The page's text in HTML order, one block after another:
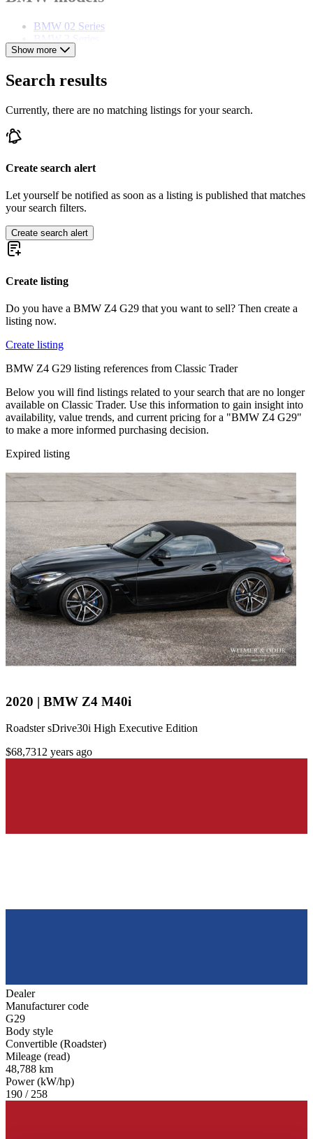
BMW 02 Series
BMW 3.0
BMW 328
BMW 5 Series
BMW 6 Series
BMW Z8
Show more
Search results
Currently, there are no matching listings for your search.
Create search alert
Let yourself be notified as soon as a listing is published that matches
your search filters.
Create search alert
Create listing
Do you have a BMW Z4 G29 that you want to sell? Then create a
listing now.
Create listing
BMW Z4 G29 listing references from Classic Trader
Below you will find listings related to your search that are no longer
available on Classic Trader. Use this information to gain insight into
availability, value trends, and current pricing for a "BMW Z4 G29"
to make a more informed purchasing decision.
Expired listing
2020 | BMW Z4 M40i
Roadster sDrive30i High Executive Edition
$68,731 2 years ago
Dealer
Manufacturer code
G29
Body style
Convertible (Roadster)
Mileage (read)
48,788 km
Power (kW/hp)
190 / 258